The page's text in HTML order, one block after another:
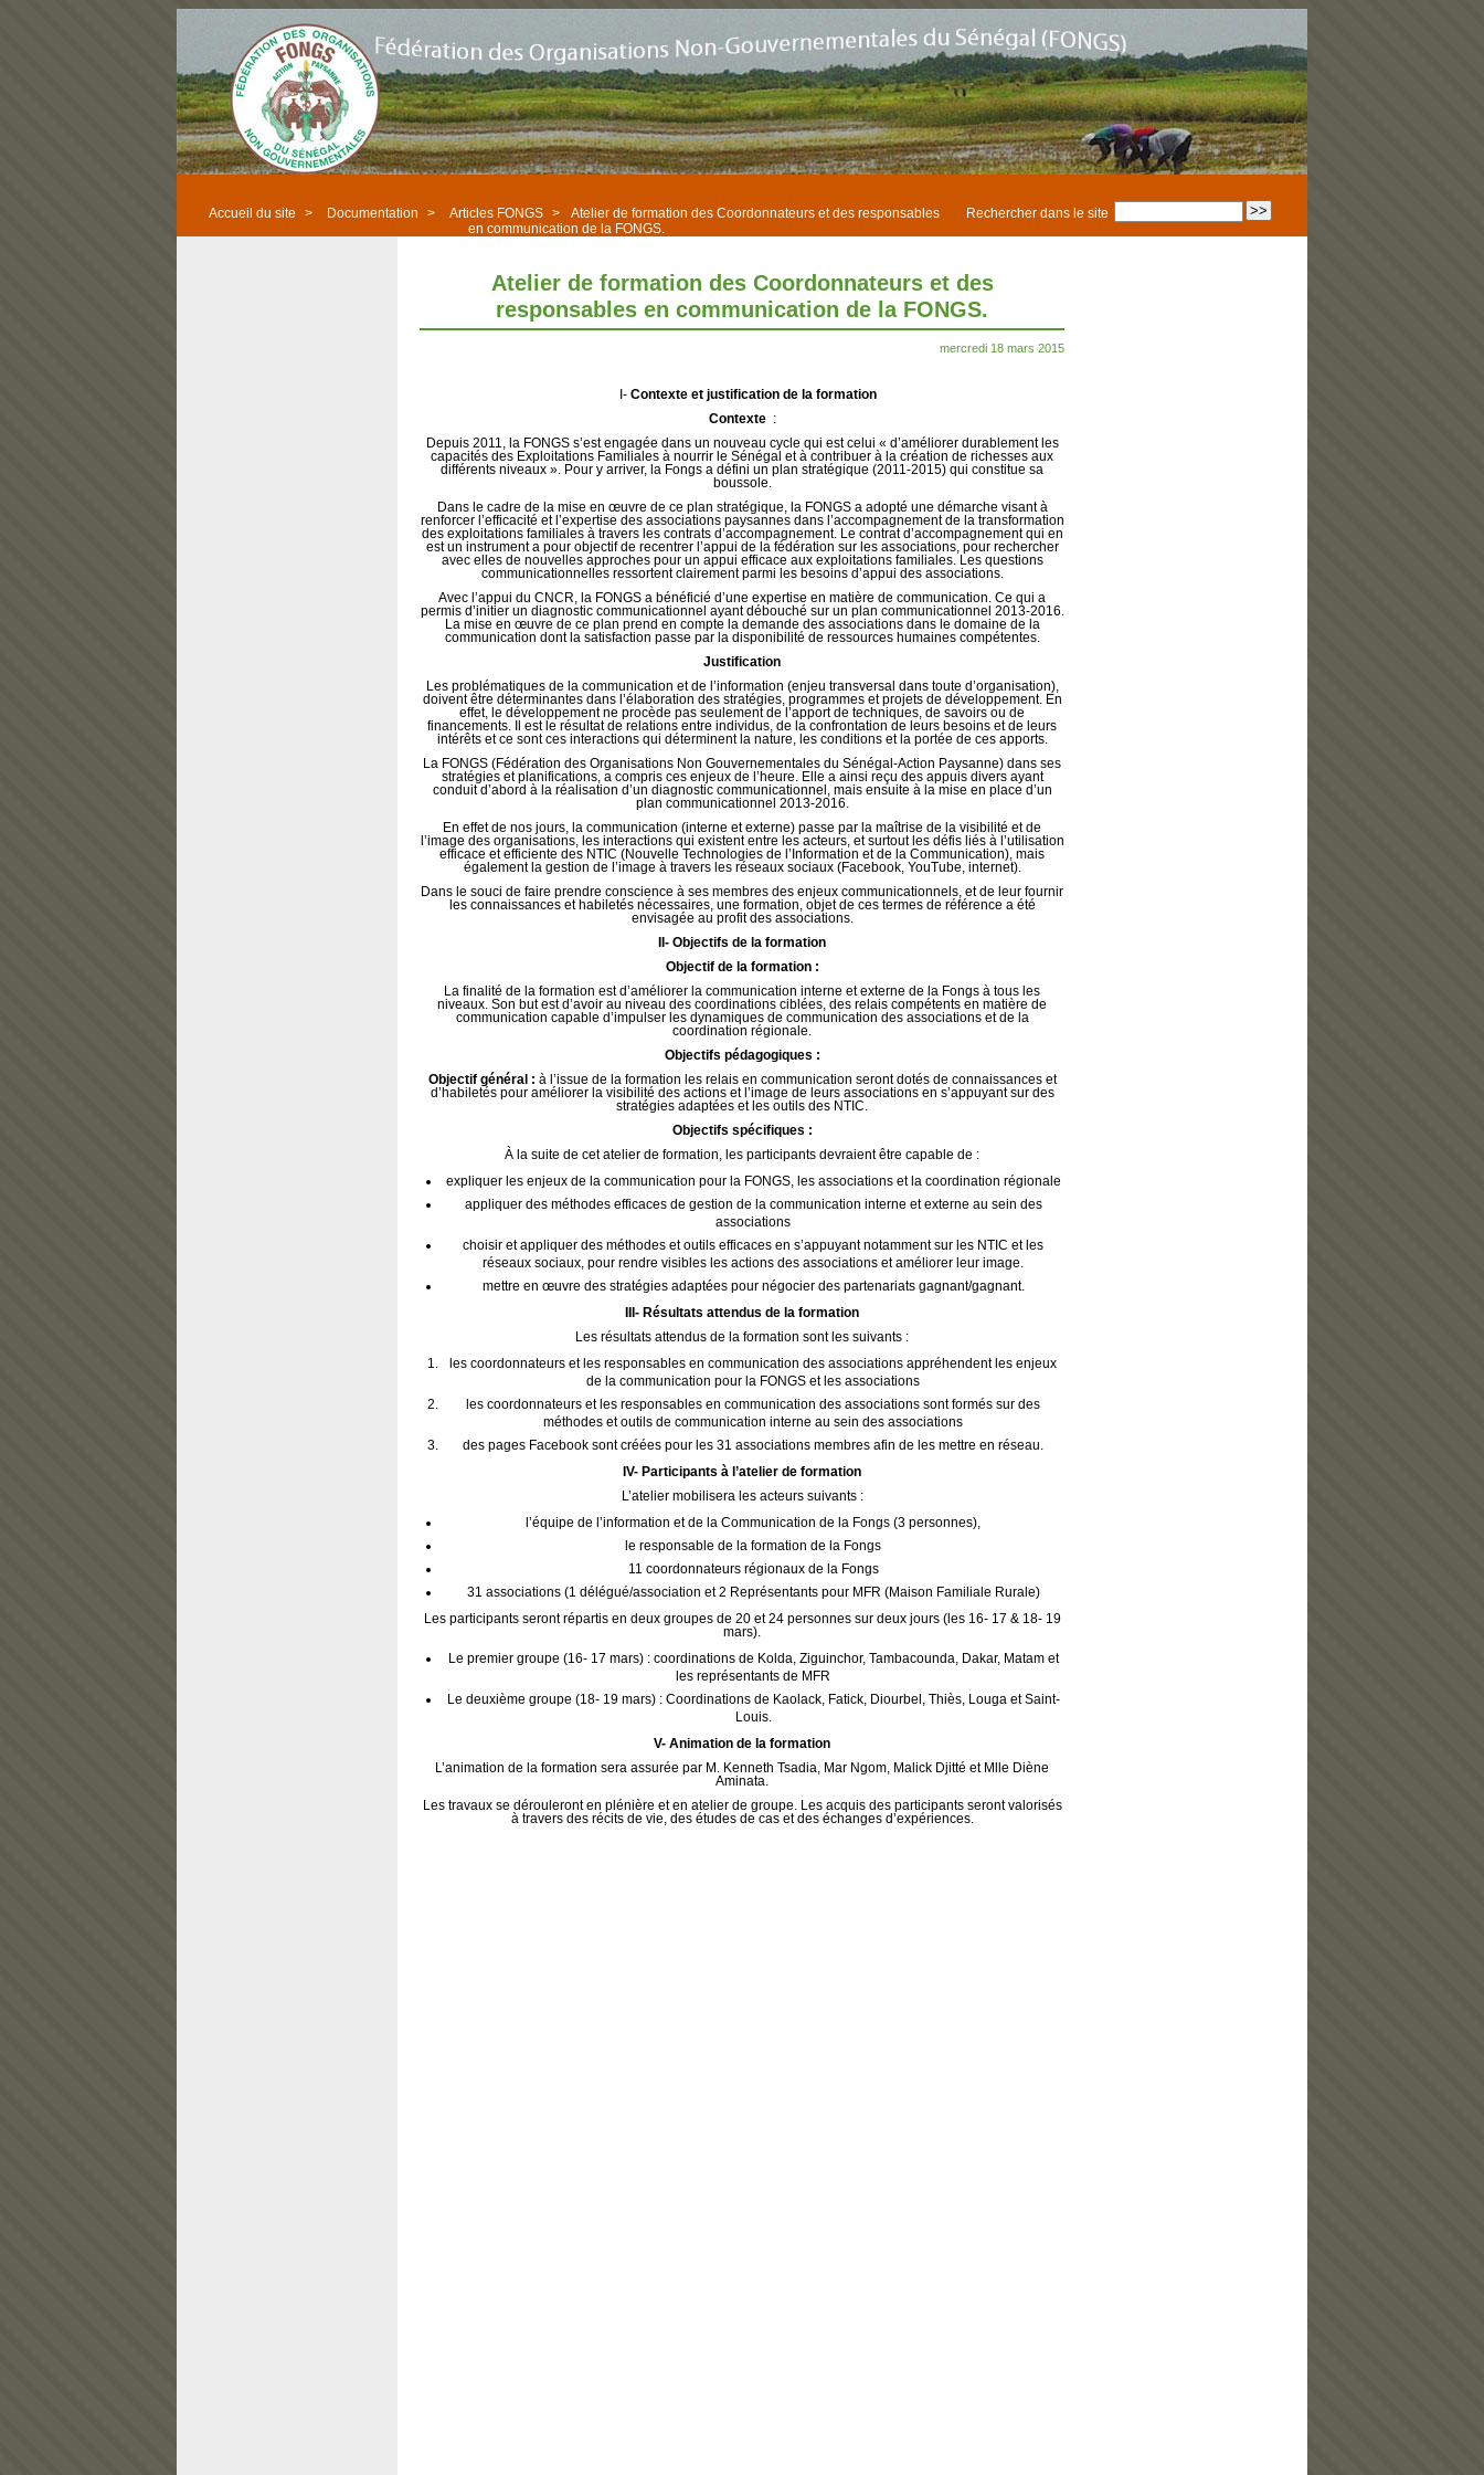
Rechercher dans le site
Accueil du site > Documentation > Articles FONGS >
Atelier de formation des Coordonnateurs et des responsables
en communication de la FONGS.
Atelier de formation des Coordonnateurs et des
responsables en communication de la FONGS.
mercredi 18 mars 2015
I- Contexte et justification de la formation
Contexte :
Depuis 2011, la FONGS s’est engagée dans un nouveau cycle qui est celui « d’améliorer durablement les
capacités des Exploitations Familiales à nourrir le Sénégal et à contribuer à la création de richesses aux
différents niveaux ». Pour y arriver, la Fongs a défini un plan stratégique (2011-2015) qui constitue sa
boussole.
Dans le cadre de la mise en œuvre de ce plan stratégique, la FONGS a adopté une démarche visant à
renforcer l’efficacité et l’expertise des associations paysannes dans l’accompagnement de la transformation
des exploitations familiales à travers les contrats d’accompagnement. Le contrat d’accompagnement qui en
est un instrument a pour objectif de recentrer l’appui de la fédération sur les associations, pour rechercher
avec elles de nouvelles approches pour un appui efficace aux exploitations familiales. Les questions
communicationnelles ressortent clairement parmi les besoins d’appui des associations.
Avec l’appui du CNCR, la FONGS a bénéficié d’une expertise en matière de communication. Ce qui a
permis d’initier un diagnostic communicationnel ayant débouché sur un plan communicationnel 2013-2016.
La mise en œuvre de ce plan prend en compte la demande des associations dans le domaine de la
communication dont la satisfaction passe par la disponibilité de ressources humaines compétentes.
Justification
Les problématiques de la communication et de l’information (enjeu transversal dans toute d’organisation),
doivent être déterminantes dans l’élaboration des stratégies, programmes et projets de développement. En
effet, le développement ne procède pas seulement de l’apport de techniques, de savoirs ou de
financements. Il est le résultat de relations entre individus, de la confrontation de leurs besoins et de leurs
intérêts et ce sont ces interactions qui déterminent la nature, les conditions et la portée de ces apports.
La FONGS (Fédération des Organisations Non Gouvernementales du Sénégal-Action Paysanne) dans ses
stratégies et planifications, a compris ces enjeux de l’heure. Elle a ainsi reçu des appuis divers ayant
conduit d’abord à la réalisation d’un diagnostic communicationnel, mais ensuite à la mise en place d’un
plan communicationnel 2013-2016.
En effet de nos jours, la communication (interne et externe) passe par la maîtrise de la visibilité et de
l’image des organisations, les interactions qui existent entre les acteurs, et surtout les défis liés à l’utilisation
efficace et efficiente des NTIC (Nouvelle Technologies de l’Information et de la Communication), mais
également la gestion de l’image à travers les réseaux sociaux (Facebook, YouTube, internet).
Dans le souci de faire prendre conscience à ses membres des enjeux communicationnels, et de leur fournir
les connaissances et habiletés nécessaires, une formation, objet de ces termes de référence a été
envisagée au profit des associations.
II- Objectifs de la formation
Objectif de la formation :
La finalité de la formation est d’améliorer la communication interne et externe de la Fongs à tous les
niveaux. Son but est d’avoir au niveau des coordinations ciblées, des relais compétents en matière de
communication capable d’impulser les dynamiques de communication des associations et de la
coordination régionale.
Objectifs pédagogiques :
Objectif général : à l’issue de la formation les relais en communication seront dotés de connaissances et
d’habiletés pour améliorer la visibilité des actions et l’image de leurs associations en s’appuyant sur des
stratégies adaptées et les outils des NTIC.
Objectifs spécifiques :
À la suite de cet atelier de formation, les participants devraient être capable de :
expliquer les enjeux de la communication pour la FONGS, les associations et la coordination régionale
appliquer des méthodes efficaces de gestion de la communication interne et externe au sein des
associations
choisir et appliquer des méthodes et outils efficaces en s’appuyant notamment sur les NTIC et les
réseaux sociaux, pour rendre visibles les actions des associations et améliorer leur image.
mettre en œuvre des stratégies adaptées pour négocier des partenariats gagnant/gagnant.
III- Résultats attendus de la formation
Les résultats attendus de la formation sont les suivants :
les coordonnateurs et les responsables en communication des associations appréhendent les enjeux
de la communication pour la FONGS et les associations
les coordonnateurs et les responsables en communication des associations sont formés sur des
méthodes et outils de communication interne au sein des associations
des pages Facebook sont créées pour les 31 associations membres afin de les mettre en réseau.
IV- Participants à l’atelier de formation
L’atelier mobilisera les acteurs suivants :
l’équipe de l’information et de la Communication de la Fongs (3 personnes),
le responsable de la formation de la Fongs
11 coordonnateurs régionaux de la Fongs
31 associations (1 délégué/association et 2 Représentants pour MFR (Maison Familiale Rurale)
Les participants seront répartis en deux groupes de 20 et 24 personnes sur deux jours (les 16- 17 & 18- 19
mars).
Le premier groupe (16- 17 mars) : coordinations de Kolda, Ziguinchor, Tambacounda, Dakar, Matam et
les représentants de MFR
Le deuxième groupe (18- 19 mars) : Coordinations de Kaolack, Fatick, Diourbel, Thiès, Louga et Saint-
Louis.
V- Animation de la formation
L’animation de la formation sera assurée par M. Kenneth Tsadia, Mar Ngom, Malick Djitté et Mlle Diène
Aminata.
Les travaux se dérouleront en plénière et en atelier de groupe. Les acquis des participants seront valorisés
à travers des récits de vie, des études de cas et des échanges d’expériences.